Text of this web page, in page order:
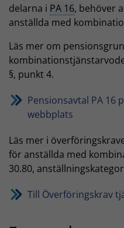
delarna i PA 16, behöver
anställda med
Läs mer om
§, punkt 4.
Pensionsavtal PA 16
webbplats
Läs mer i
för anställda med
30.80,
Till Överföringskrav